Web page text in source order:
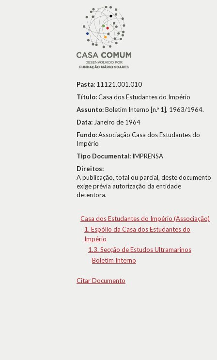
Pasta: 11121.001.010
Título:Casa dos Estudantes do Império
Assunto:Boletim Interno [n.º 1], 1963/1964.
Data: Janeiro de 1964
Fundo:Associação Casa dos Estudantes do
Império
Tipo Documental: IMPRENSA
Direitos:
A publicação, total ou parcial, deste documento
exige prévia autorização da entidade
detentora.
Casa dos Estudantes do Império (Associação)
1. Espólio da Casa dos Estudantes do
Império
1.3. Secção de Estudos Ultramarinos
Boletim Interno
Citar Documento